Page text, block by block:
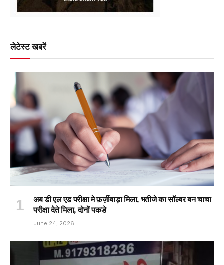
लेटेस्ट खबरें
अब डी एल एड परीक्षा मे फ़र्ज़ीबाड़ा मिला, भतीजे का सॉल्बर बन चाचा
परीक्षा देते मिला, दोनों पकडे
June 24, 2026